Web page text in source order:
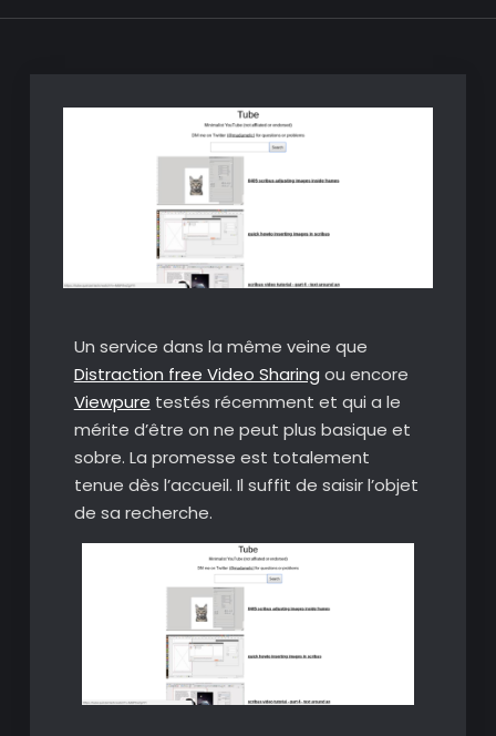
Un service dans la même veine que
Distraction free Video Sharing ou encore
Viewpure testés récemment et qui a le
mérite d’être on ne peut plus basique et
sobre. La promesse est totalement
tenue dès l’accueil. Il suffit de saisir l’objet
de sa recherche.